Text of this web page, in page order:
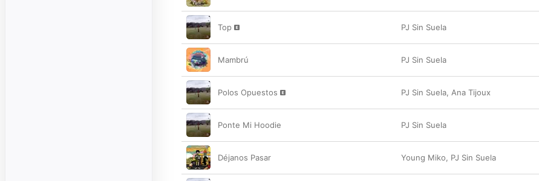
Top PJ Sin Suela
Mambrú PJ Sin Suela
Polos Opuestos PJ Sin Suela, Ana Tijoux
Ponte Mi Hoodie PJ Sin Suela
Déjanos Pasar Young Miko, PJ Sin Suela